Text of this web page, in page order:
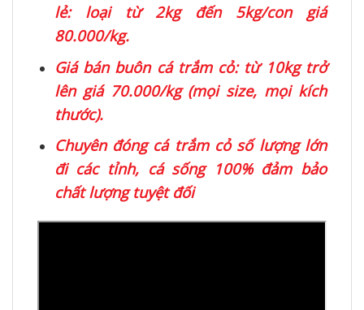
lẻ: loại từ 2kg đến 5kg/con giá
80.000/kg.
Giá bán buôn cá trắm cỏ: từ 10kg trở
lên giá 70.000/kg (mọi size, mọi kích
thước).
Chuyên đóng cá trắm cỏ số lượng lớn
đi các tỉnh, cá sống 100% đảm bảo
chất lượng tuyệt đối